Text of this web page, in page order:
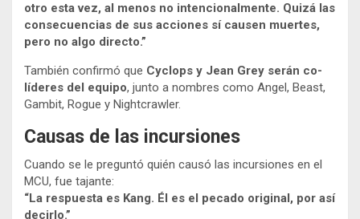
otro esta vez, al menos no intencionalmente. Quizá las
consecuencias de sus acciones sí causen muertes,
pero no algo directo.”
También confirmó que Cyclops y Jean Grey serán co-
líderes del equipo, junto a nombres como Angel, Beast,
Gambit, Rogue y Nightcrawler.
Causas de las incursiones
Cuando se le preguntó quién causó las incursiones en el
MCU, fue tajante:
“La respuesta es Kang. Él es el pecado original, por así
decirlo.”